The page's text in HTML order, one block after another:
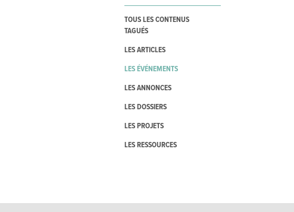
TOUS LES CONTENUS
TAGUÉS
LES ARTICLES
LES ÉVÉNEMENTS
LES ANNONCES
LES DOSSIERS
LES PROJETS
LES RESSOURCES